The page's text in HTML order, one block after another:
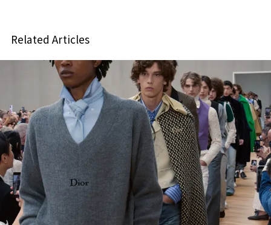
Related Articles